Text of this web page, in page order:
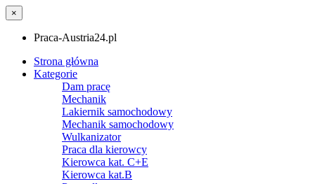
×
Praca-Austria24.pl
Strona główna
Kategorie
Dam pracę
Mechanik
Lakiernik samochodowy
Mechanik samochodowy
Wulkanizator
Praca dla kierowcy
Kierowca kat. C+E
Kierowca kat.B